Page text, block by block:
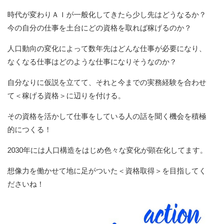
時代が変わりＡＩが一般化してきたら少し先はどうなるか？
今の自分の仕事を土台にどの資格を取れば稼げるのか？
人口動向の変化によって数年先はどんな仕事が必要になり、
なくなる仕事はどのような仕事になりそうなのか？
自分なりに仮説を立てて、それと今までの実務経験を合わせ
て＜稼げる資格＞に辺りを付ける。
その資格を活かして仕事をしている人の話を聞く機会を積極
的につくる！
2030年には人口構造をはじめ色々な変化が顕在化してます。
想像力を働かせて地に足がついた＜資格取得＞を目指してく
ださいね！